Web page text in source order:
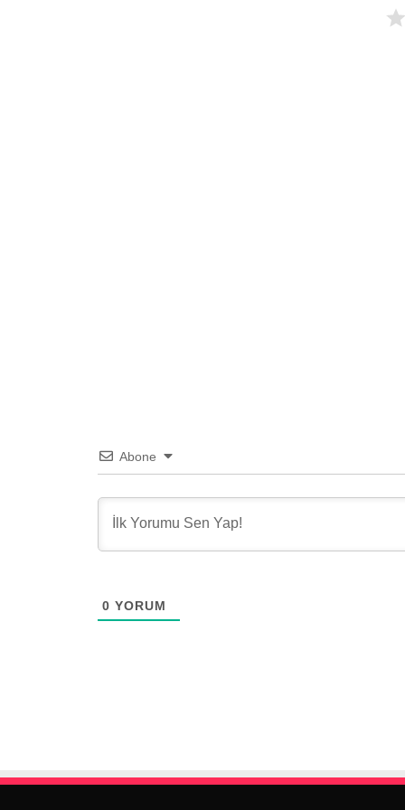
Abone
0 YORUM